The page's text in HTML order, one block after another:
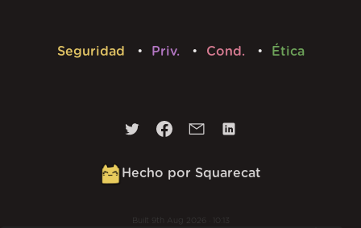
Seguridad Priv. Cond. Ética
Hecho por Squarecat
Built 9th Aug 2026 · 10:13